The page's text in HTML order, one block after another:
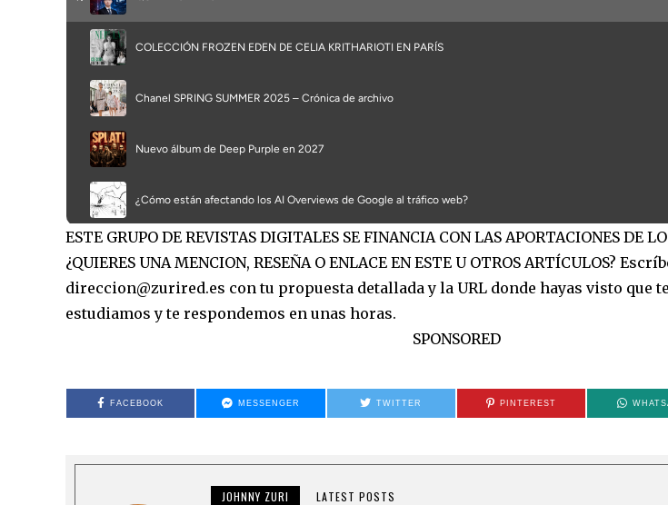
ESTE GRUPO DE REVISTAS DIGITALES SE FINANCIA CON LAS APORTACIONES DE
¿QUIERES UNA MENCION, RESEÑA O ENLACE EN ESTE U OTROS ARTÍCULOS?
direccion@zurired.es con tu propuesta detallada y la URL donde hayas visto que
estudiamos y te respondemos en unas horas.
SPONSORED
FACEBOOK MESSENGER TWITTER PINTEREST
JOHNNY ZURI LATEST POSTS